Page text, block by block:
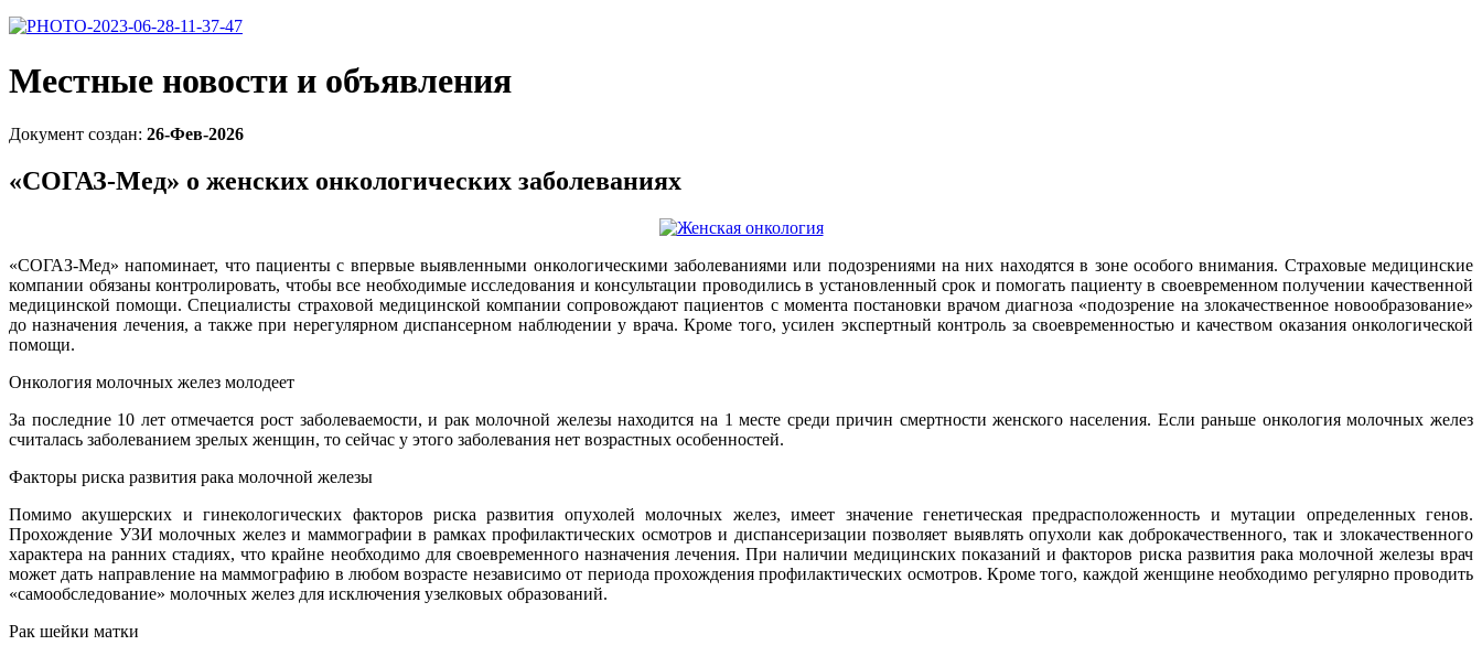
Местные новости и объявления
Документ создан: 26-Фев-2026
«СОГАЗ-Мед» о женских онкологических заболеваниях
«СОГАЗ-Мед» напоминает, что пациенты с впервые выявленными онкологическими заболеваниями или подозрениями на них находятся в зоне особого внимания. Страховые медицинские
компании обязаны контролировать, чтобы все необходимые исследования и консультации проводились в установленный срок и помогать пациенту в своевременном получении качественной
медицинской помощи. Специалисты страховой медицинской компании сопровождают пациентов с момента постановки врачом диагноза «подозрение на злокачественное новообразование»
до назначения лечения, а также при нерегулярном диспансерном наблюдении у врача. Кроме того, усилен экспертный контроль за своевременностью и качеством оказания онкологической
помощи.
Онкология молочных желез молодеет
За последние 10 лет отмечается рост заболеваемости, и рак молочной железы находится на 1 месте среди причин смертности женского населения. Если раньше онкология молочных желез
считалась заболеванием зрелых женщин, то сейчас у этого заболевания нет возрастных особенностей.
Факторы риска развития рака молочной железы
Помимо акушерских и гинекологических факторов риска развития опухолей молочных желез, имеет значение генетическая предрасположенность и мутации определенных генов.
Прохождение УЗИ молочных желез и маммографии в рамках профилактических осмотров и диспансеризации позволяет выявлять опухоли как доброкачественного, так и злокачественного
характера на ранних стадиях, что крайне необходимо для своевременного назначения лечения. При наличии медицинских показаний и факторов риска развития рака молочной железы врач
может дать направление на маммографию в любом возрасте независимо от периода прохождения профилактических осмотров. Кроме того, каждой женщине необходимо регулярно проводить
«самообследование» молочных желез для исключения узелковых образований.
Рак шейки матки